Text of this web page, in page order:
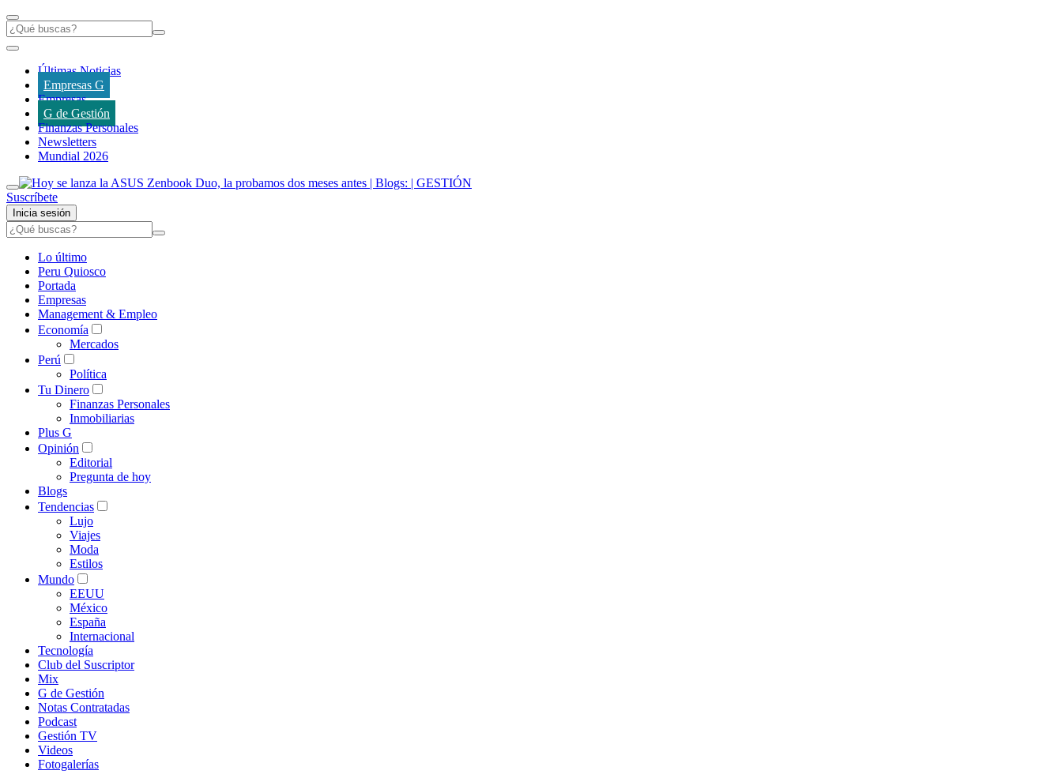
Últimas Noticias
Empresas G
Empresas
G de Gestión
Finanzas Personales
Newsletters
Mundial 2026
Suscríbete
Inicia sesión
Lo último
Peru Quiosco
Portada
Empresas
Management & Empleo
Economía
Mercados
Perú
Política
Tu Dinero
Finanzas Personales
Inmobiliarias
Plus G
Opinión
Editorial
Pregunta de hoy
Blogs
Tendencias
Lujo
Viajes
Moda
Estilos
Mundo
EEUU
México
España
Internacional
Tecnología
Club del Suscriptor
Mix
G de Gestión
Notas Contratadas
Podcast
Gestión TV
Videos
Fotogalerías